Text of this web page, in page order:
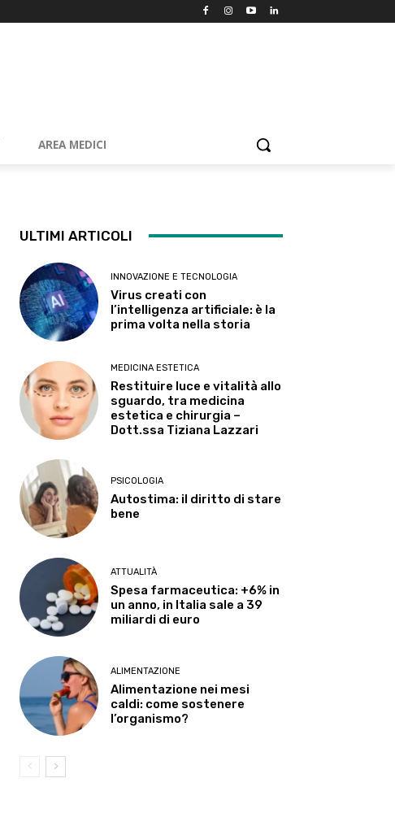
AREA MEDICI
ULTIMI ARTICOLI
INNOVAZIONE E TECNOLOGIA
Virus creati con
l’intelligenza artificiale: è la
prima volta nella storia
MEDICINA ESTETICA
Restituire luce e vitalità allo
sguardo, tra medicina
estetica e chirurgia –
Dott.ssa Tiziana Lazzari
PSICOLOGIA
Autostima: il diritto di stare
bene
ATTUALITÀ
Spesa farmaceutica: +6% in
un anno, in Italia sale a 39
miliardi di euro
ALIMENTAZIONE
Alimentazione nei mesi
caldi: come sostenere
l’organismo?